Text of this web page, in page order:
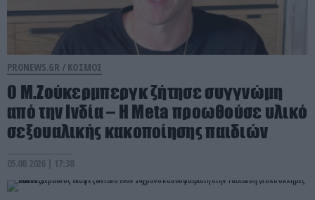
PRONEWS.GR / ΚΟΣΜΟΣ
Ο Μ.Ζούκερμπεργκ ζήτησε συγγνώμη
από την Ινδία – Η Meta προωθούσε υλικό
σεξουαλικής κακοποίησης παιδιών
05.08.2026 | 17:38